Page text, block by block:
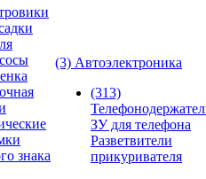
знака
(3) Автоэлектроника
(313)
ЗУ для телефона
Разветвители
прикуривателя